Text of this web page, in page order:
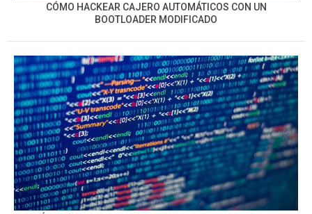
CÓMO HACKEAR CAJERO AUTOMÁTICOS CON UN
BOOTLOADER MODIFICADO